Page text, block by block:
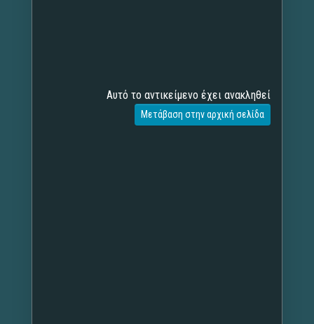
Αυτό το αντικείμενο έχει ανακληθεί
Μετάβαση στην αρχική σελίδα